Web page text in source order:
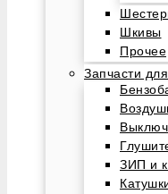
Шкивы
Прочее
Запчасти
ЗИП и